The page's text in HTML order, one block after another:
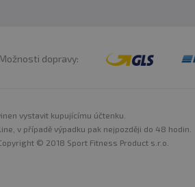
Možnosti dopravy:
vystavit kupujícímu účtenku.
v případě výpadku pak nejpozději do 48 hodin.
Copyright © 2018 Sport Fitness Product s.r.o.